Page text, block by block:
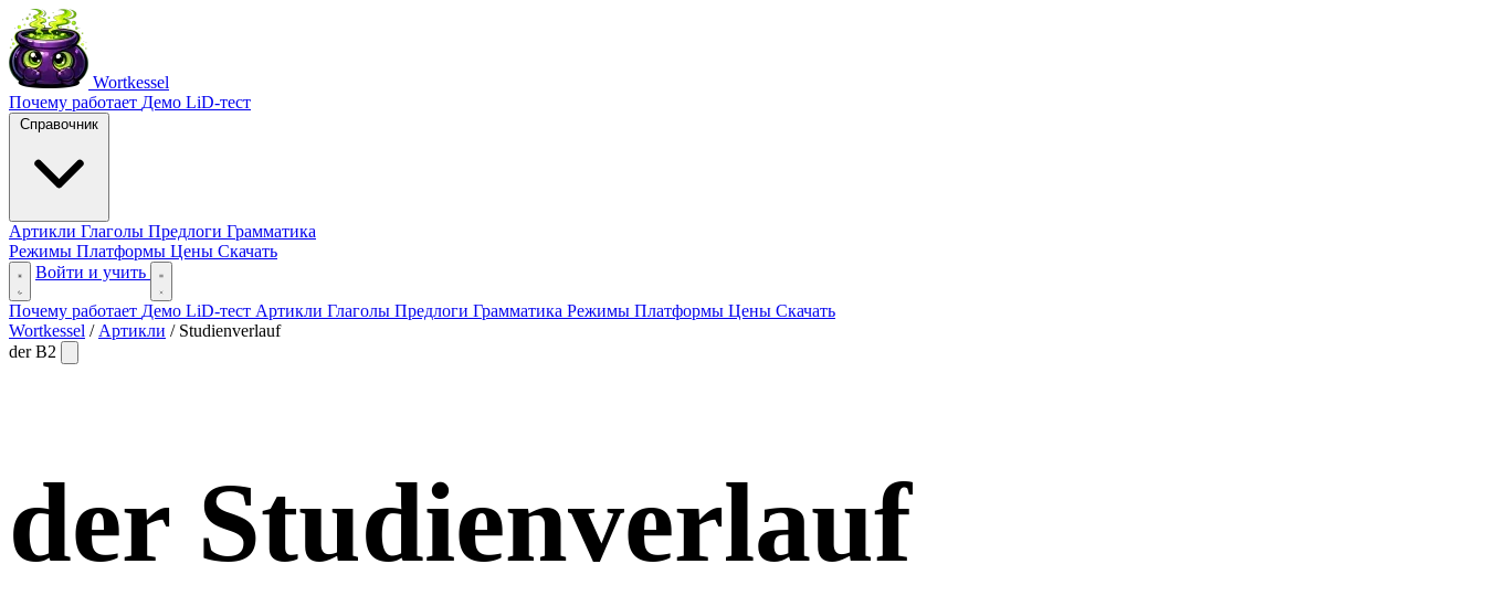
Wortkessel
Почему работает Демо LiD-тест
Справочник
Артикли Глаголы Предлоги Грамматика
Режимы Платформы Цены Скачать
Войти и учить
Почему работает Демо LiD-тест Артикли Глаголы Предлоги Грамматика Режимы Платформы Цены Скачать
Wortkessel / Артикли / Studienverlauf
derB2
der Studienverlauf